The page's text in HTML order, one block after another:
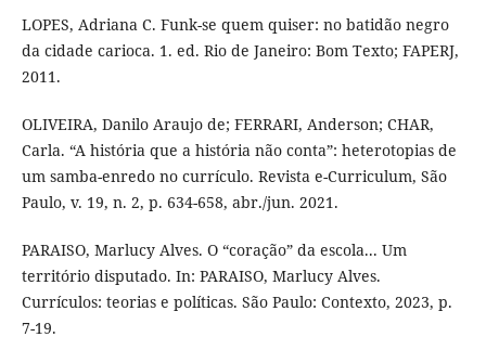
LOPES, Adriana C. Funk-se quem quiser: no batidão negro
da cidade carioca. 1. ed. Rio de Janeiro: Bom Texto; FAPERJ,
2011.
OLIVEIRA, Danilo Araujo de; FERRARI, Anderson; CHAR,
Carla. “A história que a história não conta”: heterotopias de
um samba-enredo no currículo. Revista e-Curriculum, São
Paulo, v. 19, n. 2, p. 634-658, abr./jun. 2021.
PARAISO, Marlucy Alves. O “coração” da escola... Um
território disputado. In: PARAISO, Marlucy Alves.
Currículos: teorias e políticas. São Paulo: Contexto, 2023, p.
7-19.